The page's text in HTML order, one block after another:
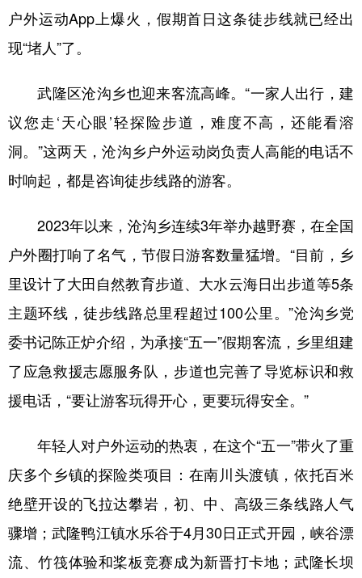
户外运动App上爆火，假期首日这条徒步线就已经出
现“堵人”了。
武隆区沧沟乡也迎来客流高峰。“一家人出行，建
议您走‘天心眼’轻探险步道，难度不高，还能看溶
洞。”这两天，沧沟乡户外运动岗负责人高能的电话不
时响起，都是咨询徒步线路的游客。
2023年以来，沧沟乡连续3年举办越野赛，在全国
户外圈打响了名气，节假日游客数量猛增。“目前，乡
里设计了大田自然教育步道、大水云海日出步道等5条
主题环线，徒步线路总里程超过100公里。”沧沟乡党
委书记陈正炉介绍，为承接“五一”假期客流，乡里组建
了应急救援志愿服务队，步道也完善了导览标识和救
援电话，“要让游客玩得开心，更要玩得安全。”
年轻人对户外运动的热衷，在这个“五一”带火了重
庆多个乡镇的探险类项目：在南川头渡镇，依托百米
绝壁开设的飞拉达攀岩，初、中、高级三条线路人气
骤增；武隆鸭江镇水乐谷于4月30日正式开园，峡谷漂
流、竹筏体验和桨板竞赛成为新晋打卡地；武隆长坝